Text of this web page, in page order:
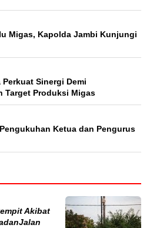
Migas, Kapolda Jambi Kunjungi
Perkuat Sinergi Demi
Target Produksi Migas
Ketua dan Pengurus
Akibat